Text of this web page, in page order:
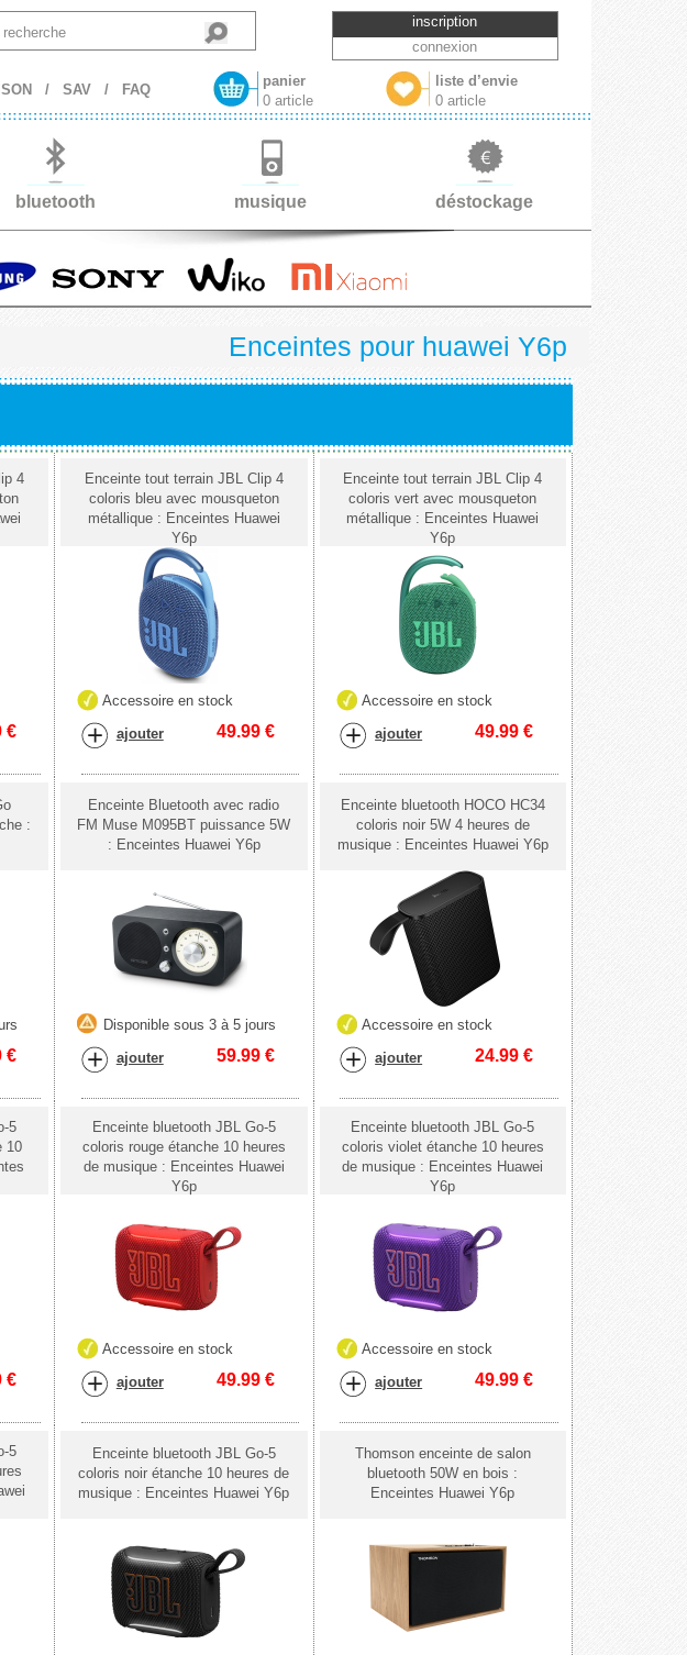
inscription
connexion
/ SAV / FAQ
panier
0 article
liste d’envie
0 article
bluetooth musique déstockage
Enceintes pour huawei Y6p
4
€
Enceinte tout terrain JBL Clip 4
coloris bleu avec mousqueton
métallique : Enceintes Huawei
Y6p
Accessoire en stock
ajouter 49.99€
Enceinte tout terrain JBL Clip 4
coloris vert avec mousqueton
métallique : Enceintes Huawei
Y6p
Accessoire en stock
ajouter 49.99 €
:
€
Enceinte Bluetooth avec radio
FM Muse M095BT puissance 5W
: Enceintes Huawei Y6p
Disponible sous 3 à 5 jours
ajouter 59.99€
Enceinte bluetooth HOCO HC34
coloris noir 5W 4 heures de
musique : Enceintes Huawei Y6p
Accessoire en stock
ajouter 24.99 €
5
10
€
Enceinte bluetooth JBL Go-5
coloris rouge étanche 10 heures
de musique : Enceintes Huawei
Y6p
Accessoire en stock
ajouter 49.99€
Enceinte bluetooth JBL Go-5
coloris violet étanche 10 heures
de musique : Enceintes Huawei
Y6p
Accessoire en stock
ajouter 49.99 €
5
Enceinte bluetooth JBL Go-5
coloris noir étanche 10 heures de
musique : Enceintes Huawei Y6p
Thomson enceinte de salon
bluetooth 50W en bois :
Enceintes Huawei Y6p